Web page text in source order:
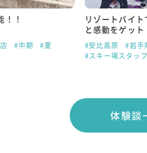
生モノの出会い
1対1でのおも
した、仲居さ
リゾバ体験談
#湯野浜温泉 #山
体験談